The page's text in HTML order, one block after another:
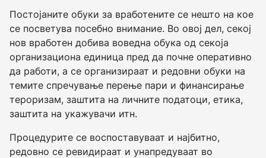
Постојаните обуки за вработените се нешто на кое
се посветува посебно внимание. Во овој дел, секој
нов вработен добива воведна обука од секоја
организациона единица пред да почне оперативно
да работи, а се организираат и редовни обуки на
темите спречување перење пари и финансирање
тероризам, заштита на личните податоци, етика,
заштита на укажувачи итн.
Процедурите се воспоставуваат и најбитно,
редовно се ревидираат и унапредуваат во